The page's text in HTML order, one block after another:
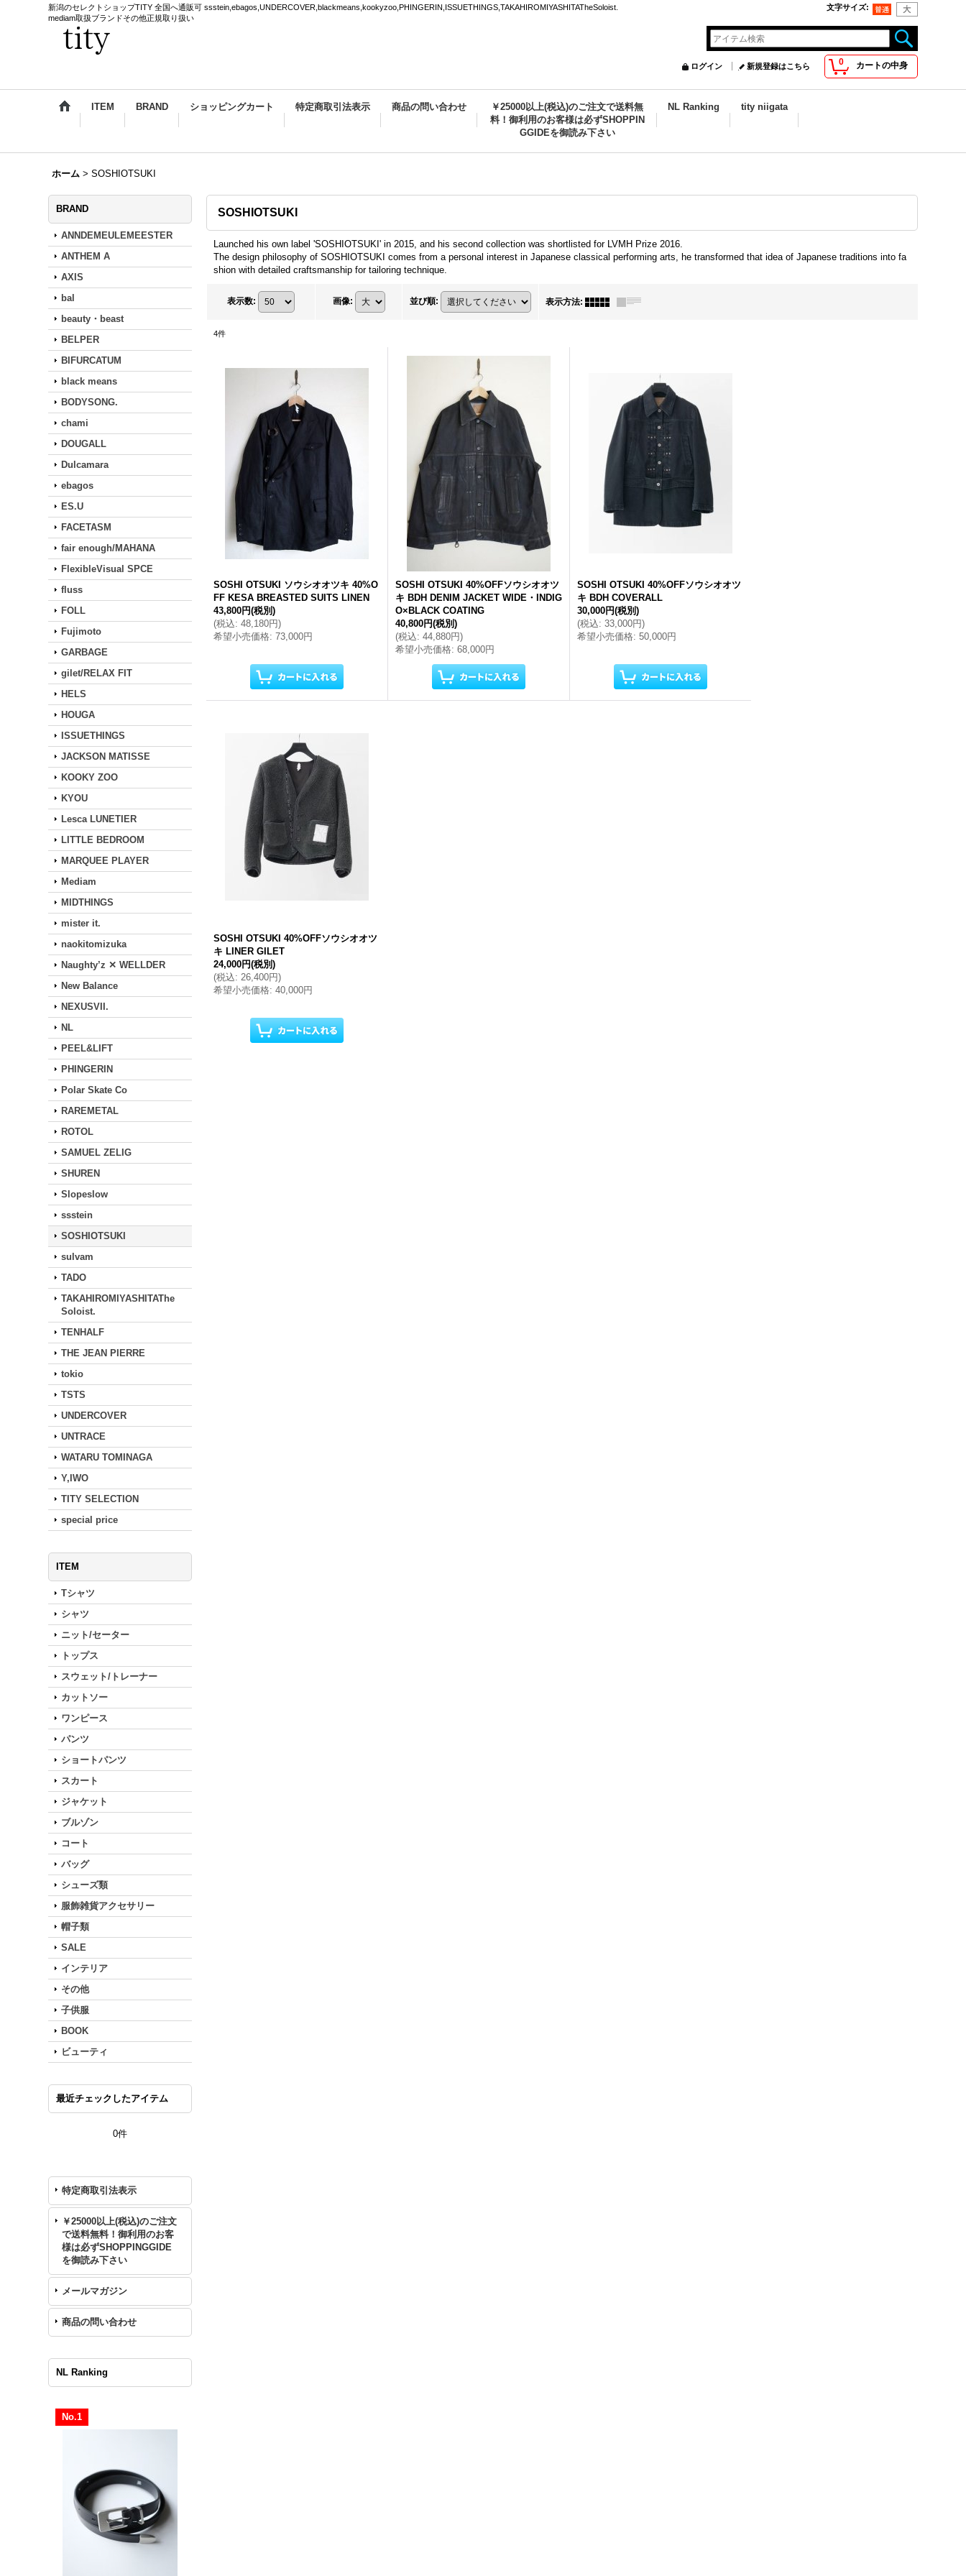
新潟のセレクトショップTITY 全国へ通販可 ssstein,ebagos,UNDERCOVER,blackmeans,kookyzoo,PHINGERIN,ISSUETHINGS,TAKAHIROMIYASHITATheSoloist.
mediam取扱ブランドその他正規取り扱い
文字サイズ:
0 カートの中身
ログイン 新規登録はこちら
ITEM BRAND ショッピングカート 特定商取引法表示 商品の問い合わせ
￥25000以上(税込)のご注文で送料無
料！御利用のお客様は必ずSHOPPIN
GGIDEを御読み下さい
NL Ranking tity niigata
ホーム > SOSHIOTSUKI
BRAND
ANNDEMEULEMEESTER
ANTHEM A
AXIS
bal
beauty・beast
BELPER
BIFURCATUM
black means
BODYSONG.
chami
DOUGALL
Dulcamara
ebagos
ES.U
FACETASM
fair enough/MAHANA
FlexibleVisual SPCE
fluss
FOLL
Fujimoto
GARBAGE
gilet/RELAX FIT
HELS
HOUGA
ISSUETHINGS
JACKSON MATISSE
KOOKY ZOO
KYOU
Lesca LUNETIER
LITTLE BEDROOM
MARQUEE PLAYER
Mediam
MIDTHINGS
mister it.
naokitomizuka
Naughty’z ✕ WELLDER
New Balance
NEXUSVII.
NL
PEEL&LIFT
PHINGERIN
Polar Skate Co
RAREMETAL
ROTOL
SAMUEL ZELIG
SHUREN
Slopeslow
ssstein
SOSHIOTSUKI
sulvam
TADO
TAKAHIROMIYASHITAThe
Soloist.
TENHALF
THE JEAN PIERRE
tokio
TSTS
UNDERCOVER
UNTRACE
WATARU TOMINAGA
Y,IWO
TITY SELECTION
special price
ITEM
Tシャツ
シャツ
ニット/セーター
トップス
スウェット/トレーナー
カットソー
ワンピース
パンツ
ショートパンツ
スカート
ジャケット
ブルゾン
コート
バッグ
シューズ類
服飾雑貨アクセサリー
帽子類
SALE
インテリア
その他
子供服
BOOK
ビューティ
最近チェックしたアイテム
0件
特定商取引法表示
￥25000以上(税込)のご注文
で送料無料！御利用のお客
様は必ずSHOPPINGGIDE
を御読み下さい
メールマガジン
商品の問い合わせ
NL Ranking
No.1
SOSHIOTSUKI
Launched his own label 'SOSHIOTSUKI' in 2015, and his second collection was shortlisted for LVMH Prize 2016.
The design philosophy of SOSHIOTSUKI comes from a personal interest in Japanese classical performing arts, he transformed that idea of Japanese traditions into fa
shion with detailed craftsmanship for tailoring technique.
表示数: 画像: 並び順: 表示方法:
4件
SOSHI OTSUKI ソウシオオツキ 40%O
FF KESA BREASTED SUITS LINEN
43,800円(税別)
(税込: 48,180円)
希望小売価格: 73,000円
SOSHI OTSUKI 40%OFFソウシオオツ
キ BDH DENIM JACKET WIDE・INDIG
O×BLACK COATING
40,800円(税別)
(税込: 44,880円)
希望小売価格: 68,000円
SOSHI OTSUKI 40%OFFソウシオオツ
キ BDH COVERALL
30,000円(税別)
(税込: 33,000円)
希望小売価格: 50,000円
SOSHI OTSUKI 40%OFFソウシオオツ
キ LINER GILET
24,000円(税別)
(税込: 26,400円)
希望小売価格: 40,000円